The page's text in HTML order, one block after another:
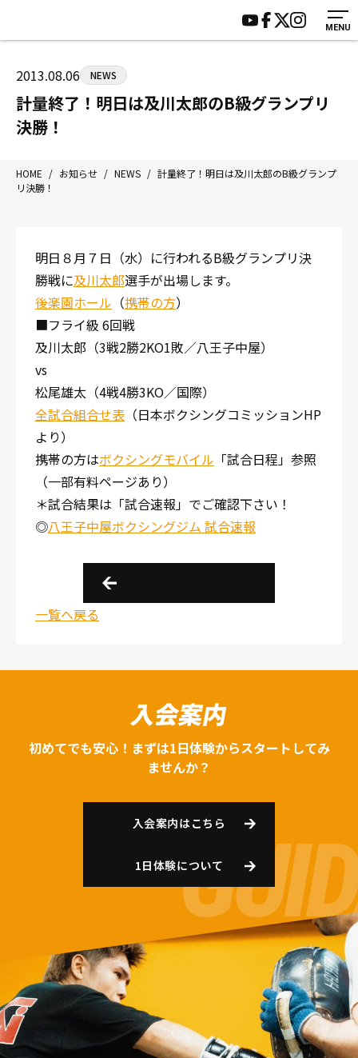
MENU
〒192-0072 東京都八王子市南町3-8 第2原嶋ビル1F
Tel/Fax：042-622-7222
営業時間：月〜土 14:00〜22:00 / 日・祝 14:00〜19:00
HOME
ジムについて
トレーニング
入会案内
施設紹介
会員様の声
サポーター募集
2013.08.06 NEWS
計量終了！明日は及川太郎のB級グランプリ
決勝！
HOME / お知らせ / NEWS / 計量終了！明日は及川太郎のB級グランプ
リ決勝！
明日８月７日（水）に行われるB級グランプリ決
勝戦に及川太郎選手が出場します。
後楽園ホール （携帯の方）
■フライ級 6回戦
及川太郎（3戦2勝2KO1敗／八王子中屋）
vs
松尾雄太（4戦4勝3KO／国際）
全試合組合せ表 （日本ボクシングコミッションHP
より）
携帯の方はボクシングモバイル 「試合日程」参照
（一部有料ページあり）
＊試合結果は「試合速報」でご確認下さい！
◎八王子中屋ボクシングジム 試合速報
一覧へ戻る
入会案内
初めてでも安心！まずは1日体験からスタートしてみ
ませんか？
入会案内はこちら
1日体験について